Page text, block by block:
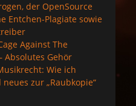
der OpenSource
Entchen-Plagiate sowie
Against The
Absolutes Gehör
Wie ich
zur „Raubkopie“